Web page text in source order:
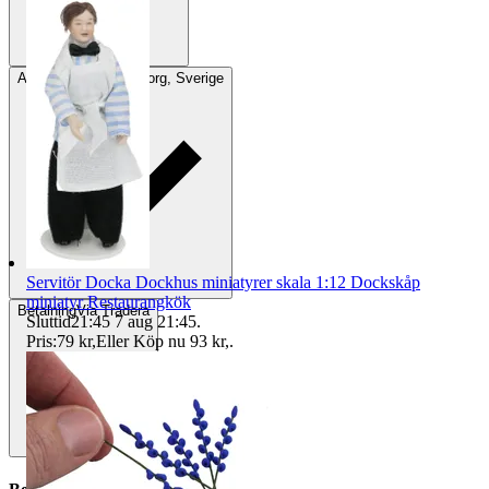
Avhämtning Helsingborg, Sverige
BetalningVia Tradera
Servitör Docka Dockhus miniatyrer skala 1:12 Dockskåp
miniatyr Restaurangkök
Sluttid21:45 7 aug 21:45.
Pris:79 kr,Eller Köp nu 93 kr,.